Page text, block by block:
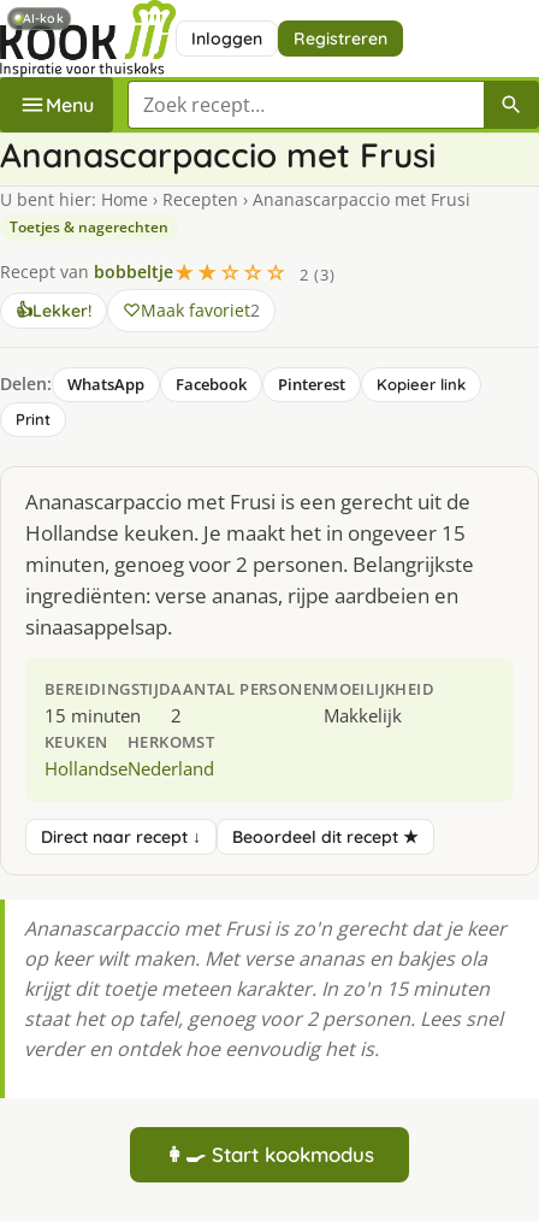
Inloggen Registreren
Menu Zoek een recept
Ananascarpaccio met Frusi
U bent hier: Home › Recepten › Ananascarpaccio met Frusi
Toetjes & nagerechten
Recept van bobbeltje★★☆☆☆
2 (3)
👍Lekker! Maak favoriet2
Delen: WhatsApp Facebook Pinterest
Kopieer link
Print
Ananascarpaccio met Frusi is een gerecht uit de
Hollandse keuken. Je maakt het in ongeveer 15
minuten, genoeg voor 2 personen. Belangrijkste
ingrediënten: verse ananas, rijpe aardbeien en
sinaasappelsap.
BEREIDINGSTIJD
15 minuten
AANTAL PERSONEN
2
MOEILIJKHEID
Makkelijk
KEUKEN
Hollandse
HERKOMST
Nederland
Direct naar recept ↓ Beoordeel dit recept ★
Ananascarpaccio met Frusi is zo'n gerecht dat je keer
op keer wilt maken. Met verse ananas en bakjes ola
krijgt dit toetje meteen karakter. In zo'n 15 minuten
staat het op tafel, genoeg voor 2 personen. Lees snel
verder en ontdek hoe eenvoudig het is.
👩‍🍳 Start kookmodus
AI-kok